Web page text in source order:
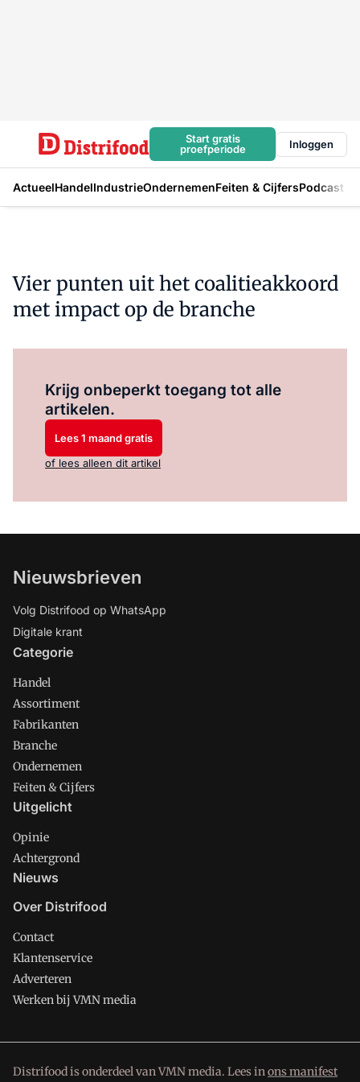
Start gratis
proefperiode
Inloggen
ActueelHandelIndustrieOndernemenFeiten & CijfersPodcast
Vier punten uit het coalitieakkoord
met impact op de branche
Krijg onbeperkt toegang tot alle
artikelen.
Lees 1 maand gratis
of lees alleen dit artikel
Nieuwsbrieven
Volg Distrifood op WhatsApp
Digitale krant
Categorie
Handel
Assortiment
Fabrikanten
Branche
Ondernemen
Feiten & Cijfers
Uitgelicht
Opinie
Achtergrond
Nieuws
Over Distrifood
Contact
Klantenservice
Adverteren
Werken bij VMN media
Distrifood is onderdeel van VMN media. Lees inons manifest